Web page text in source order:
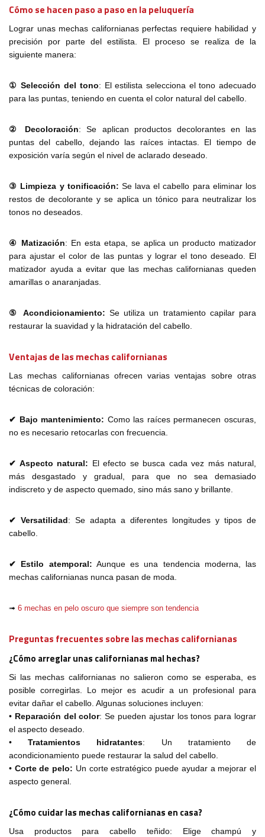
Cómo se hacen paso a paso en la peluquería
Lograr unas mechas californianas perfectas requiere habilidad y
precisión por parte del estilista. El proceso se realiza de la
siguiente manera:
① Selección del tono: El estilista selecciona el tono adecuado
para las puntas, teniendo en cuenta el color natural del cabello.
② Decoloración: Se aplican productos decolorantes en las
puntas del cabello, dejando las raíces intactas. El tiempo de
exposición varía según el nivel de aclarado deseado.
③ Limpieza y tonificación: Se lava el cabello para eliminar los
restos de decolorante y se aplica un tónico para neutralizar los
tonos no deseados.
④ Matización: En esta etapa, se aplica un producto matizador
para ajustar el color de las puntas y lograr el tono deseado. El
matizador ayuda a evitar que las mechas californianas queden
amarillas o anaranjadas.
⑤ Acondicionamiento: Se utiliza un tratamiento capilar para
restaurar la suavidad y la hidratación del cabello.
Ventajas de las mechas californianas
Las mechas californianas ofrecen varias ventajas sobre otras
técnicas de coloración:
✔ Bajo mantenimiento: Como las raíces permanecen oscuras,
no es necesario retocarlas con frecuencia.
✔ Aspecto natural: El efecto se busca cada vez más natural,
más desgastado y gradual, para que no sea demasiado
indiscreto y de aspecto quemado, sino más sano y brillante.
✔ Versatilidad : Se adapta a diferentes longitudes y tipos de
cabello.
✔ Estilo atemporal: Aunque es una tendencia moderna, las
mechas californianas nunca pasan de moda.
➟ 6 mechas en pelo oscuro que siempre son tendencia
Preguntas frecuentes sobre las mechas californianas
¿Cómo arreglar unas californianas mal hechas?
Si las mechas californianas no salieron como se esperaba, es
posible corregirlas. Lo mejor es acudir a un profesional para
evitar dañar el cabello. Algunas soluciones incluyen:
• Reparación del color: Se pueden ajustar los tonos para lograr
el aspecto deseado.
•Tratamientos hidratantes: Un tratamiento de
acondicionamiento puede restaurar la salud del cabello.
• Corte de pelo: Un corte estratégico puede ayudar a mejorar el
aspecto general.
¿Cómo cuidar las mechas californianas en casa?
Usa productos para cabello teñido: Elige champú y